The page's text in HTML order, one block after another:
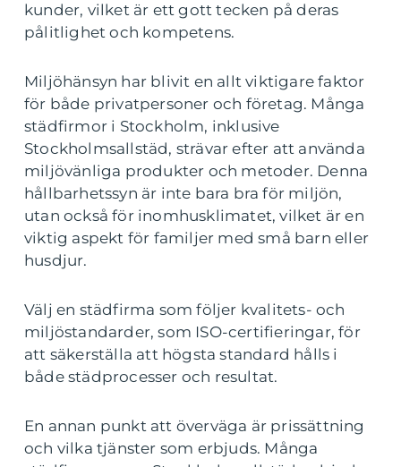
kunder, vilket är ett gott tecken på deras
pålitlighet och kompetens.
Miljöhänsyn har blivit en allt viktigare faktor
för både privatpersoner och företag. Många
städfirmor i Stockholm, inklusive
Stockholmsallstäd, strävar efter att använda
miljövänliga produkter och metoder. Denna
hållbarhetssyn är inte bara bra för miljön,
utan också för inomhusklimatet, vilket är en
viktig aspekt för familjer med små barn eller
husdjur.
Välj en städfirma som följer kvalitets- och
miljöstandarder, som ISO-certifieringar, för
att säkerställa att högsta standard hålls i
både städprocesser och resultat.
En annan punkt att överväga är prissättning
och vilka tjänster som erbjuds. Många